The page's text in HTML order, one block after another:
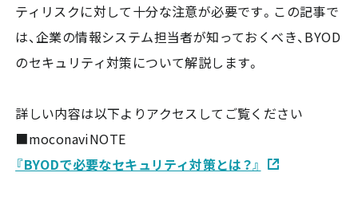
ティリスクに対して十分な注意が必要です。この記事で
は、企業の情報システム担当者が知っておくべき、BYOD
のセキュリティ対策について解説します。
詳しい内容は以下よりアクセスしてご覧ください
■moconaviNOTE
『BYODで必要なセキュリティ対策とは？』